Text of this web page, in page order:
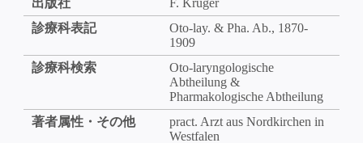
診療科表記
Oto-lay. & Pha. Ab., 1870-
1909
診療科検索
Oto-laryngologische
Abtheilung &
Pharmakologische Abtheilung
著者属性・その他
pract. Arzt aus Nordkirchen in
Westfalen